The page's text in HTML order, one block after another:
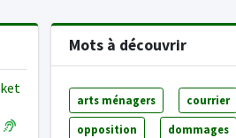
Mots à découvrir
arts ménagers courrier
opposition dommages